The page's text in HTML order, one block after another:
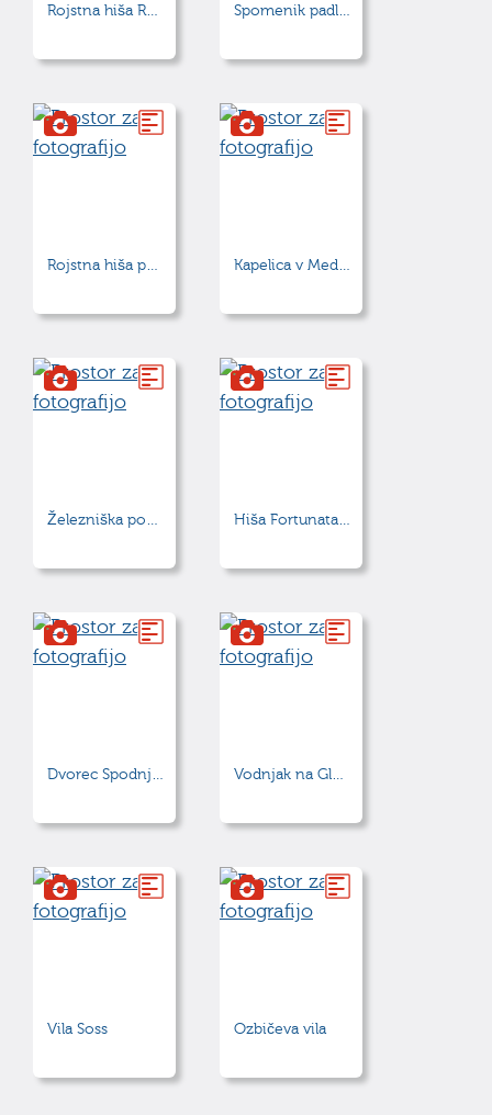
Rojstna hiša Radivoja Peterlina-Petruške Spomenik padlim v prvi svetovni vojni na Žalah
Rojstna hiša pesnika Antona Medveda Kapelica v Medvedovi ulici
Železniška postaja Kamnik Hiša Fortunata Berganta
Dvorec Spodnje Perovo Vodnjak na Glavnem trgu
Vila Soss Ozbičeva vila